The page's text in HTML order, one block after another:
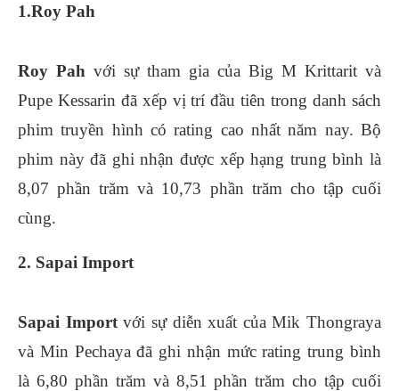
1.Roy Pah
Roy Pah với sự tham gia của Big M Krittarit và
Pupe Kessarin đã xếp vị trí đầu tiên trong danh sách
phim truyền hình có rating cao nhất năm nay. Bộ
phim này đã ghi nhận được xếp hạng trung bình là
8,07 phần trăm và 10,73 phần trăm cho tập cuối
cùng.
2. Sapai Import
Sapai Importvới sự diễn xuất của Mik Thongraya
và Min Pechaya đã ghi nhận mức rating trung bình
là 6,80 phần trăm và 8,51 phần trăm cho tập cuối